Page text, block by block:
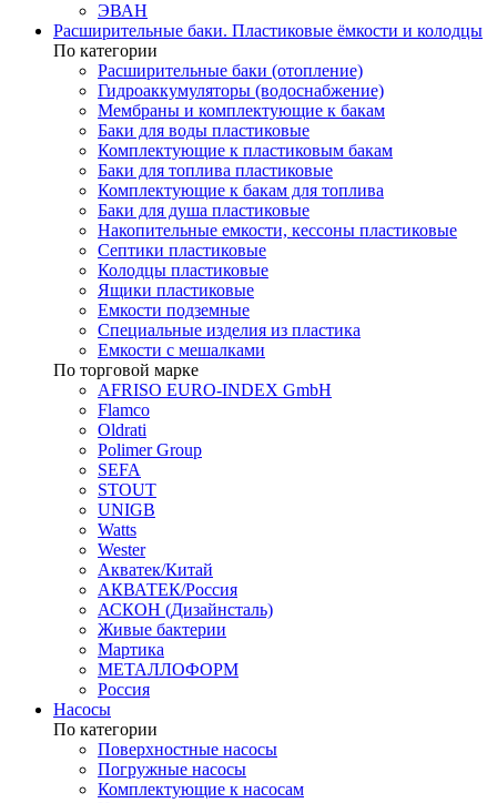
ЭВАН
Расширительные баки. Пластиковые ёмкости и колодцы
По категории
Расширительные баки (отопление)
Гидроаккумуляторы (водоснабжение)
Мембраны и комплектующие к бакам
Баки для воды пластиковые
Комплектующие к пластиковым бакам
Баки для топлива пластиковые
Комплектующие к бакам для топлива
Баки для душа пластиковые
Накопительные емкости, кессоны пластиковые
Септики пластиковые
Колодцы пластиковые
Ящики пластиковые
Емкости подземные
Специальные изделия из пластика
Емкости с мешалками
По торговой марке
AFRISO EURO-INDEX GmbH
Flamco
Oldrati
Polimer Group
SEFA
STOUT
UNIGB
Watts
Wester
Акватек/Китай
АКВАТЕК/Россия
АСКОН (Дизайнсталь)
Живые бактерии
Мартика
МЕТАЛЛОФОРМ
Россия
Насосы
По категории
Поверхностные насосы
Погружные насосы
Комплектующие к насосам